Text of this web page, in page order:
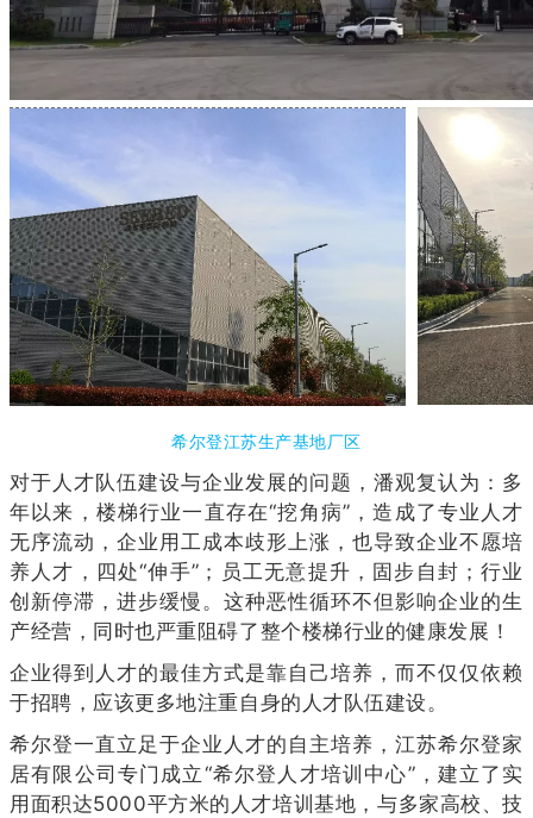
希尔登江苏生产基地厂区
对于人才队伍建设与企业发展的问题，潘观复认为：多
年以来，楼梯行业一直存在“挖角病”，造成了专业人才
无序流动，企业用工成本歧形上涨，也导致企业不愿培
养人才，四处“伸手”；员工无意提升，固步自封；行业
创新停滞，进步缓慢。这种恶性循环不但影响企业的生
产经营，同时也严重阻碍了整个楼梯行业的健康发展！
企业得到人才的最佳方式是靠自己培养，而不仅仅依赖
于招聘，应该更多地注重自身的人才队伍建设。
希尔登一直立足于企业人才的自主培养，江苏希尔登家
居有限公司专门成立“希尔登人才培训中心”，建立了实
用面积达5000平方米的人才培训基地，与多家高校、技